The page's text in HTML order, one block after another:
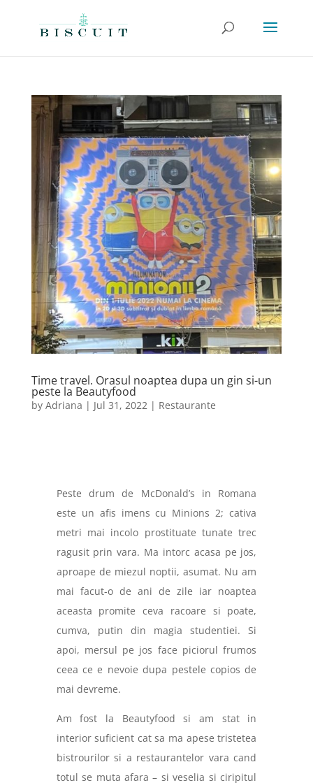
Time travel. Orasul noaptea dupa un gin si-un
peste la Beautyfood
by Adriana | Jul 31, 2022 | Restaurante
Peste drum de McDonald’s in Romana
este un afis imens cu Minions 2; cativa
metri mai incolo prostituate tunate trec
ragusit prin vara. Ma intorc acasa pe jos,
aproape de miezul noptii, asumat. Nu am
mai facut-o de ani de zile iar noaptea
aceasta promite ceva racoare si poate,
cumva, putin din magia studentiei. Si
apoi, mersul pe jos face piciorul frumos
ceea ce e nevoie dupa pestele copios de
mai devreme.
Am fost la Beautyfood si am stat in
interior suficient cat sa ma apese tristetea
bistrourilor si a restaurantelor vara cand
totul se muta afara – si veselia si ciripitul